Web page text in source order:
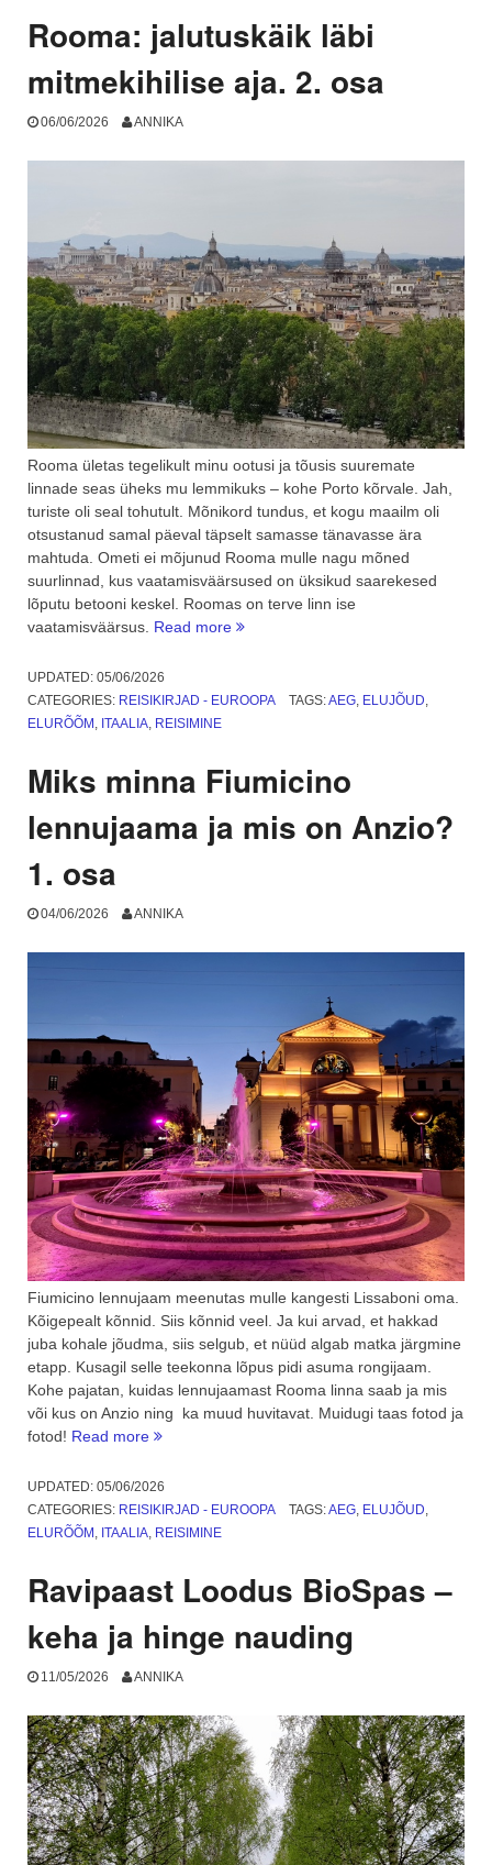
Rooma: jalutuskäik läbi
mitmekihilise aja. 2. osa
06/06/2026 ANNIKA
Rooma ületas tegelikult minu ootusi ja tõusis suuremate
linnade seas üheks mu lemmikuks – kohe Porto kõrvale. Jah,
turiste oli seal tohutult. Mõnikord tundus, et kogu maailm oli
otsustanud samal päeval täpselt samasse tänavasse ära
mahtuda. Ometi ei mõjunud Rooma mulle nagu mõned
suurlinnad, kus vaatamisväärsused on üksikud saarekesed
lõputu betooni keskel. Roomas on terve linn ise
vaatamisväärsus. Read more “Rooma:
mitmekihilise
UPDATED: 05/06/2026
CATEGORIES: REISIKIRJAD - EUROOPA TAGS:AEG, ELUJÕUD,
ELURÕÕM , ITAALIA, REISIMINE
Miks minna Fiumicino
lennujaama ja mis on Anzio?
1. osa
04/06/2026 ANNIKA
Fiumicino lennujaam meenutas mulle kangesti Lissaboni oma.
Kõigepealt kõnnid. Siis kõnnid veel. Ja kui arvad, et hakkad
juba kohale jõudma, siis selgub, et nüüd algab matka järgmine
etapp. Kusagil selle teekonna lõpus pidi asuma rongijaam.
Kohe pajatan, kuidas lennujaamast Rooma linna saab ja mis
või kus on Anzio ning ka muud huvitavat. Muidugi taas fotod ja
fotod! Read more “Miks
Fiumicino
lennujaama
ja
Anzio?
osa”
UPDATED: 05/06/2026
CATEGORIES: REISIKIRJAD - EUROOPA TAGS:AEG, ELUJÕUD,
ELURÕÕM, ITAALIA, REISIMINE
Ravipaast Loodus BioSpas –
keha ja hinge nauding
11/05/2026 ANNIKA